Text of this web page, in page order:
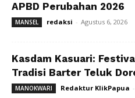
APBD Perubahan 2026
MANSEL redaksi - Agustus 6, 2026
Kasdam Kasuari:
Tradisi Barter Teluk
MANOKWARI Redaktur KlikPapua -